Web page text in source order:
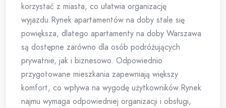
korzystać z miasta, co ułatwia organizację
wyjazdu.Rynek apartamentów na doby stale się
powiększa, dlatego apartamenty na doby Warszawa
są dostępne zarówno dla osób podróżujących
prywatnie, jak i biznesowo. Odpowiednio
przygotowane mieszkania zapewniają większy
komfort, co wpływa na wygodę użytkowników.Rynek
najmu wymaga odpowiedniej organizacji i obsługi,